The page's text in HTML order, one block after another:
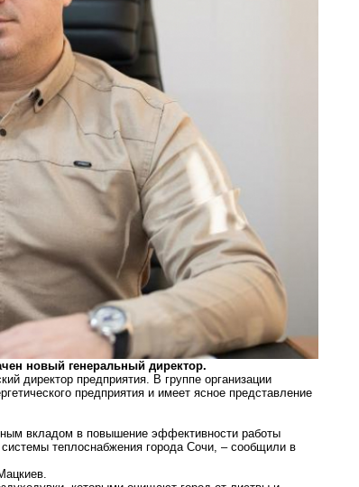
новый генеральный директор.
директор предприятия. В группе организации
предприятия и имеет ясное представление
вкладом в повышение эффективности работы
теплоснабжения города Сочи, – сообщили в